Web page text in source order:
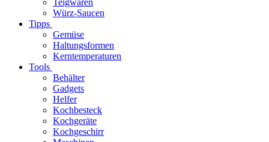
Teigwaren
Würz-Saucen
Tipps
Gemüse
Haltungsformen
Kerntemperaturen
Tools
Behälter
Gadgets
Helfer
Kochbesteck
Kochgeräte
Kochgeschirr